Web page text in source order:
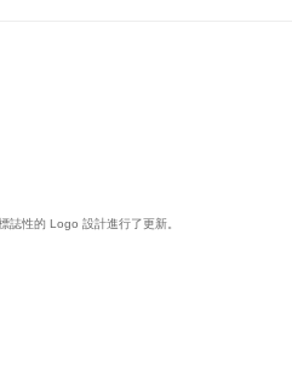
誌性的 Logo 設計進行了更新。